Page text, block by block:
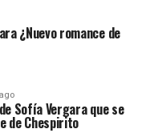
¿Nuevo romance de
Sofía Vergara que se
de Chespirito